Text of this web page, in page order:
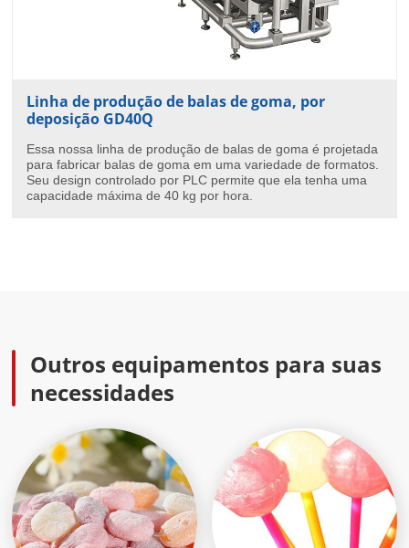
Linha de produção de balas de goma, por
deposição GD40Q
Essa nossa linha de produção de balas de goma é projetada
para fabricar balas de goma em uma variedade de formatos.
Seu design controlado por PLC permite que ela tenha uma
capacidade máxima de 40 kg por hora.
Outros equipamentos para suas
necessidades